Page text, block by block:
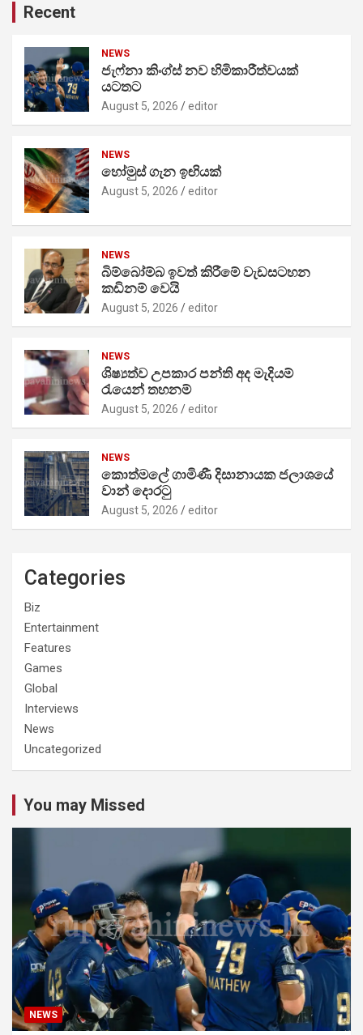
Recent
NEWS
ජැෆ්නා කිංග්ස් නව හිමිකාරීත්වයක්
යටතට
August 5, 2026 editor
NEWS
හෝමුස් ගැන ඉඟියක්
August 5, 2026 editor
NEWS
බිම්බෝම්බ ඉවත් කිරීමේ වැඩසටහන
කඩිනම් වෙයි
August 5, 2026 editor
NEWS
ශිෂ්‍යත්ව උපකාර පන්ති අද මැදියම්
රැයෙන් තහනම්
August 5, 2026 editor
NEWS
කොත්මලේ ගාමිණී දිසානායක ජලාශයේ
වාන් දොරටු
August 5, 2026 editor
Categories
Biz
Entertainment
Features
Games
Global
Interviews
News
Uncategorized
You may Missed
NEWS